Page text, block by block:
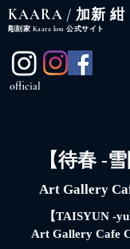
​KAARA / 加新 紺
​彫刻家 Kaara kou 公式サイト
official
【待春 -
Art Gallery
【TAISYUN -
Art Gallery Cafe